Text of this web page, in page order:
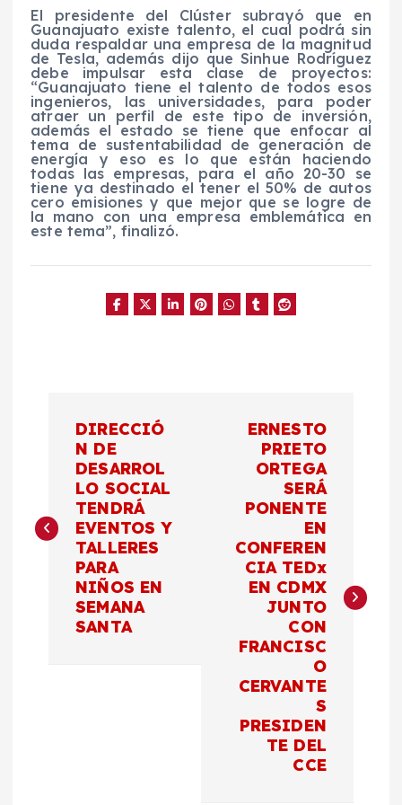
El presidente del Clúster subrayó que en
Guanajuato existe talento, el cual podrá sin
duda respaldar una empresa de la magnitud
de Tesla, además dijo que Sinhue Rodríguez
debe impulsar esta clase de proyectos:
“Guanajuato tiene el talento de todos esos
ingenieros, las universidades, para poder
atraer un perfil de este tipo de inversión,
además el estado se tiene que enfocar al
tema de sustentabilidad de generación de
energía y eso es lo que están haciendo
todas las empresas, para el año 20-30 se
tiene ya destinado el tener el 50% de autos
cero emisiones y que mejor que se logre de
la mano con una empresa emblemática en
este tema”, finalizó.
e
DIRECCIÓ
N DE
DESARROL
LO SOCIAL
TENDRÁ
EVENTOS Y
TALLERES
PARA
NIÑOS EN
SEMANA
SANTA
ERNESTO
PRIETO
ORTEGA
SERÁ
PONENTE
EN
CONFEREN
CIA TEDx
EN CDMX
JUNTO
CON
FRANCISC
O
CERVANTE
S
PRESIDEN
TE DEL
CCE